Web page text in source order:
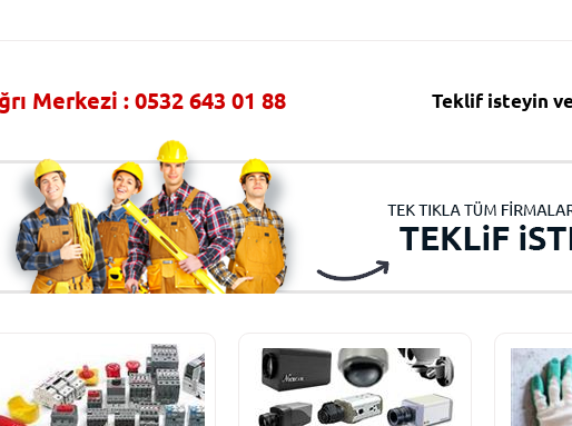
Merkezi : 0532 643 01 88 Teklif isteyin